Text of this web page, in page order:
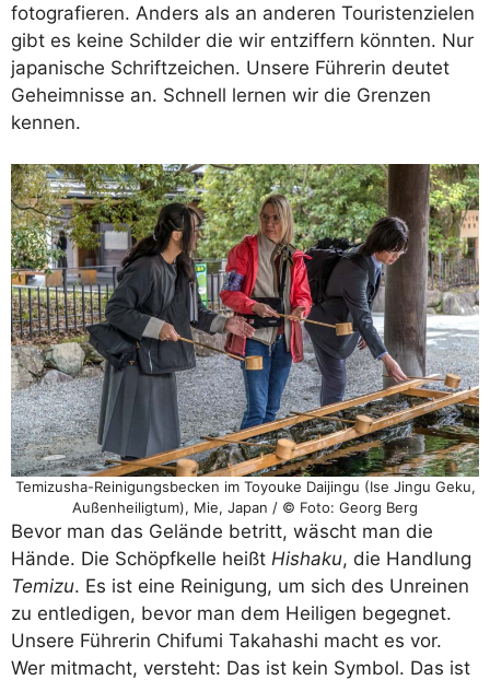
fotografieren. Anders als an anderen Touristenzielen
gibt es keine Schilder die wir entziffern könnten. Nur
japanische Schriftzeichen. Unsere Führerin deutet
Geheimnisse an. Schnell lernen wir die Grenzen
kennen.
Temizusha-Reinigungsbecken im Toyouke Daijingu (Ise Jingu Geku,
Außenheiligtum), Mie, Japan / © Foto: Georg Berg
Bevor man das Gelände betritt, wäscht man die
Hände. Die Schöpfkelle heißt Hishaku, die Handlung
Temizu. Es ist eine Reinigung, um sich des Unreinen
zu entledigen, bevor man dem Heiligen begegnet.
Unsere Führerin Chifumi Takahashi macht es vor.
Wer mitmacht, versteht: Das ist kein Symbol. Das ist